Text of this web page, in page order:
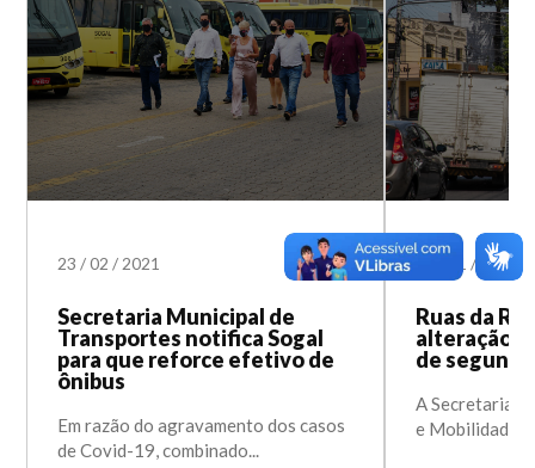
23 /02 /2021
Secretaria Municipal de
Transportes notifica Sogal
para que reforce efetivo de
ônibus
Em razão do agravamento dos casos
de Covid-19, combinado...
01 / 2020
Ruas da
alteração
de
A Secretaria
e Mobilidade